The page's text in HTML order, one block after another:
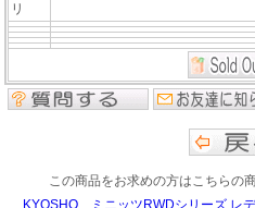
リ
この商品をお求めの方はこちらの